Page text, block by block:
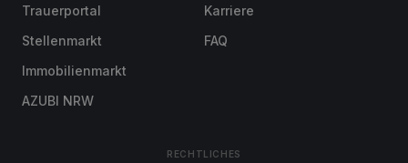
Trauerportal
Stellenmarkt
Immobilienmarkt
AZUBI NRW
Karriere
FAQ
RECHTLICHES